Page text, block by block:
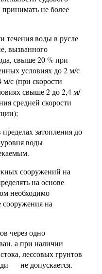
принимать не более
течения воды в русле
вызванного
свыше 20 % при
условиях до 2 м/с
с (при скорости
свыше 2 до 2,4 м/
средней скорости
затопления до
воды
сооружений на
на основе
необходимо
на
через одно
а при наличии
лессовых грунтов
— не допускается.